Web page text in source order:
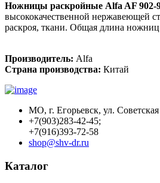
Ножницы раскройные Alfa AF 902-
высококачественной нержавеющей
раскроя, ткани. Общая длина
Производитель: Alfa
Страна производства: Китай
МО, г. Егорьевск, ул.
+7(903)283-42-45;
+7(916)393-72-58
shop@shv-dr.ru
Каталог